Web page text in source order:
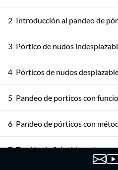
2 Introducción al pandeo de
3 Pórtico de nudos
4 Pórticos de nudos
5 Pandeo de porticos con
6 Pandeo de pórticos con
7 Torsión de Saint Venant